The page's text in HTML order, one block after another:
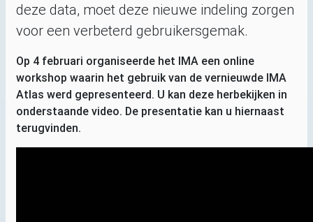
deze data, moet deze nieuwe indeling zorgen
voor een verbeterd gebruikersgemak.
Op 4 februari organiseerde het IMA een online
workshop waarin het gebruik van de vernieuwde IMA
Atlas werd gepresenteerd. U kan deze herbekijken in
onderstaande video. De presentatie kan u hiernaast
terugvinden.